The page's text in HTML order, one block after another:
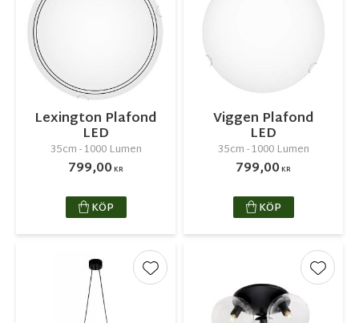
Lexington Plafond
LED
35cm - 1000 Lumen
799,00KR
KÖP
Viggen Plafond
LED
35cm - 1000 Lumen
799,00KR
KÖP
Lägg till i favoriter Lägg